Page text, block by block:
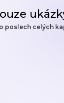
poslech celých